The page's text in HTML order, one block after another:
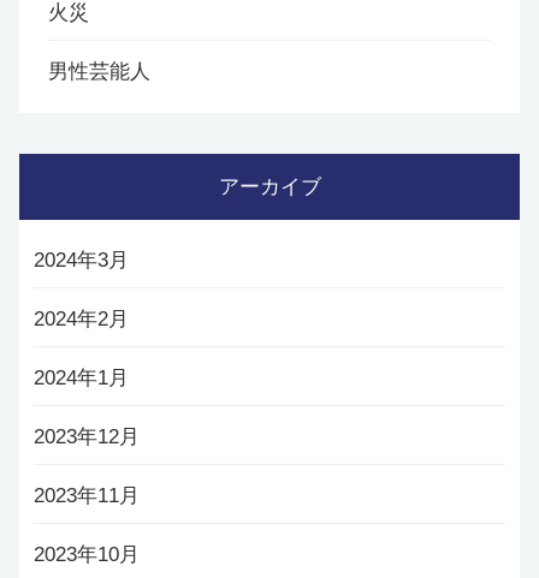
火災
男性芸能人
アーカイブ
2024年3月
2024年2月
2024年1月
2023年12月
2023年11月
2023年10月